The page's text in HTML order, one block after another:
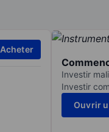
Acheter
Investir
Investir
Ouvrir